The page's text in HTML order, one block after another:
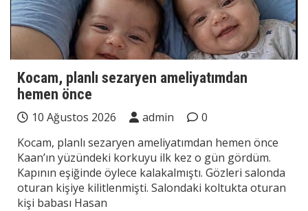
Kocam, planlı sezaryen ameliyatımdan
hemen önce
10 Ağustos 2026 admin
0
Kocam, planlı sezaryen ameliyatımdan hemen önce
Kaan’ın yüzündeki korkuyu ilk kez o gün gördüm.
Kapının eşiğinde öylece kalakalmıştı. Gözleri salonda
oturan kişiye kilitlenmişti. Salondaki koltukta oturan
kişi babası Hasan